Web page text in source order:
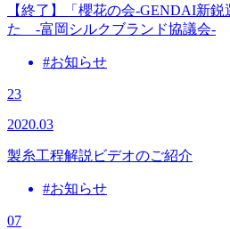
【終了】「櫻花の会-GENDAI新
た -富岡シルクブランド協議会-
#お知らせ
23
2020.03
製糸工程解説ビデオのご紹介
#お知らせ
07